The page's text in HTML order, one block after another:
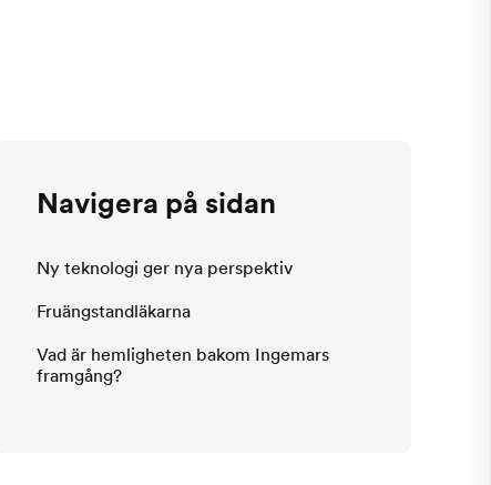
Navigera på sidan
Ny teknologi ger nya perspektiv
Fruängstandläkarna
Vad är hemligheten bakom Ingemars
framgång?